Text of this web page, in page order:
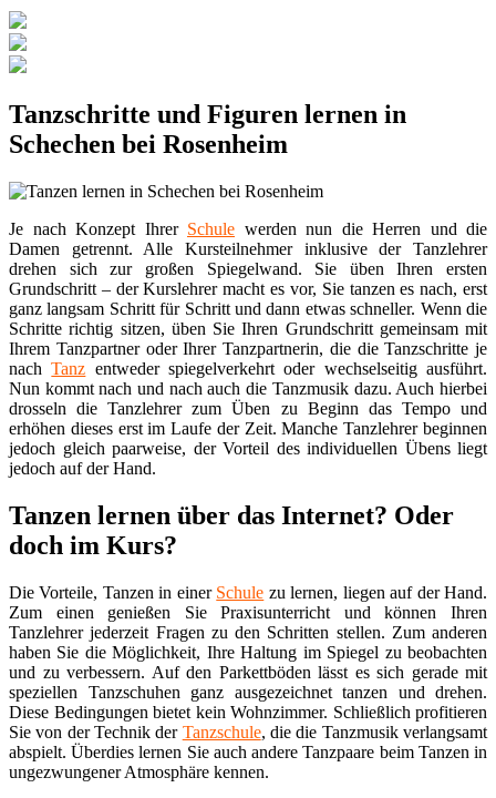
Tanzschritte und Figuren lernen in
Schechen bei Rosenheim
Je nach Konzept Ihrer Schule werden nun die Herren und die
Damen getrennt. Alle Kursteilnehmer inklusive der Tanzlehrer
drehen sich zur großen Spiegelwand. Sie üben Ihren ersten
Grundschritt – der Kurslehrer macht es vor, Sie tanzen es nach, erst
ganz langsam Schritt für Schritt und dann etwas schneller. Wenn die
Schritte richtig sitzen, üben Sie Ihren Grundschritt gemeinsam mit
Ihrem Tanzpartner oder Ihrer Tanzpartnerin, die die Tanzschritte je
nachTanz entweder spiegelverkehrt oder wechselseitig ausführt.
Nun kommt nach und nach auch die Tanzmusik dazu. Auch hierbei
drosseln die Tanzlehrer zum Üben zu Beginn das Tempo und
erhöhen dieses erst im Laufe der Zeit. Manche Tanzlehrer beginnen
jedoch gleich paarweise, der Vorteil des individuellen Übens liegt
jedoch auf der Hand.
Tanzen lernen über das Internet? Oder
doch im Kurs?
Die Vorteile, Tanzen in einer Schule zu lernen, liegen auf der Hand.
Zum einen genießen Sie Praxisunterricht und können Ihren
Tanzlehrer jederzeit Fragen zu den Schritten stellen. Zum anderen
haben Sie die Möglichkeit, Ihre Haltung im Spiegel zu beobachten
und zu verbessern. Auf den Parkettböden lässt es sich gerade mit
speziellen Tanzschuhen ganz ausgezeichnet tanzen und drehen.
Diese Bedingungen bietet kein Wohnzimmer. Schließlich profitieren
Sie von der Technik der Tanzschule, die die Tanzmusik verlangsamt
abspielt. Überdies lernen Sie auch andere Tanzpaare beim Tanzen in
ungezwungener Atmosphäre kennen.